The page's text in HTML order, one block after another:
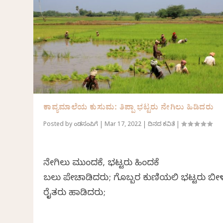
ಕಾವ್ಯಮಾಲೆಯ ಕುಸುಮ: ತಿಪ್ಪಾ ಭಟ್ಟರು ನೇಗಿಲು ಹಿಡಿದರು
Posted by ಕೆಂಡಸಂಪಿಗೆ Mar 17, 2022 |ದಿನದ ಕವಿತೆ |
ನೇಗಿಲು ಮುಂದಕೆ, ಭಟ್ಟರು ಹಿಂದಕೆ
ಬಲು ಪೇಚಾಡಿದರು; ಗೊಬ್ಬರ ಕುಣಿಯಲಿ ಭಟ್ಟರು
ರೈತರು ಹಾಡಿದರು;